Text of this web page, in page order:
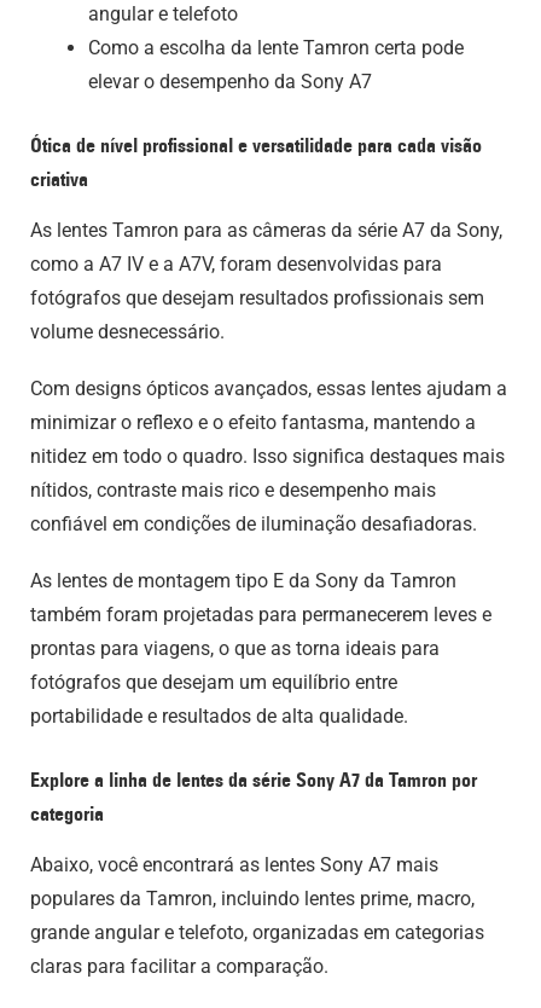
angular e telefoto
Como a escolha da lente Tamron certa pode
elevar o desempenho da Sony A7
Ótica de nível profissional e versatilidade para cada visão
criativa
As lentes Tamron para as câmeras da série A7 da Sony,
como a A7 IV e a A7V, foram desenvolvidas para
fotógrafos que desejam resultados profissionais sem
volume desnecessário.
Com designs ópticos avançados, essas lentes ajudam a
minimizar o reflexo e o efeito fantasma, mantendo a
nitidez em todo o quadro. Isso significa destaques mais
nítidos, contraste mais rico e desempenho mais
confiável em condições de iluminação desafiadoras.
As lentes de montagem tipo E da Sony da Tamron
também foram projetadas para permanecerem leves e
prontas para viagens, o que as torna ideais para
fotógrafos que desejam um equilíbrio entre
portabilidade e resultados de alta qualidade.
Explore a linha de lentes da série Sony A7 da Tamron por
categoria
Abaixo, você encontrará as lentes Sony A7 mais
populares da Tamron, incluindo lentes prime, macro,
grande angular e telefoto, organizadas em categorias
claras para facilitar a comparação.